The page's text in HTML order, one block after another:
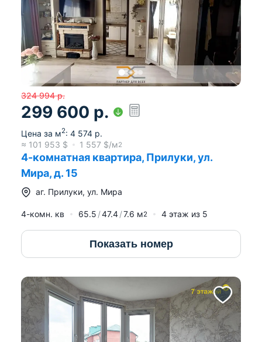
324 994 р.
299 600 р.
Цена за м2: 4 574 р.
≈ 101 953 $ 1 557 $/м2
4-комнатная квартира, Прилуки, ул.
Мира, д. 15
аг. Прилуки, ул. Мира
4-комн. кв 65.5 47.4 7.6 м2 4 этаж из 5
Показать номер